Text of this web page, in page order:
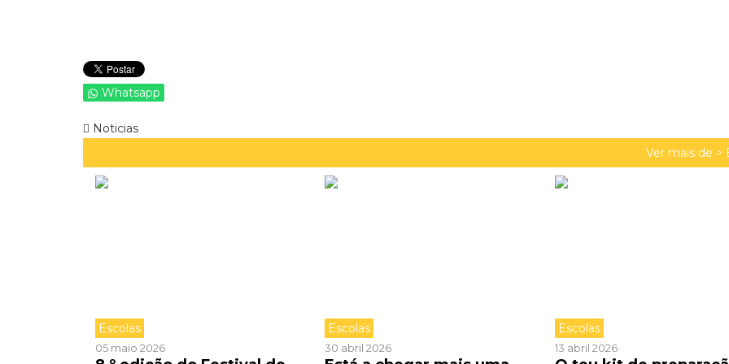
Whatsapp
Noticias
Ver mais de >
Escolas
05 maio 2026
Escolas
30 abril 2026
Escolas
13 abril 2026